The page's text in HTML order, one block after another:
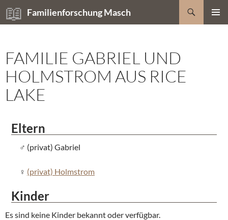
Zum
Inhalt
Familienforschung Masch
Suchen
FAMILIE GABRIEL UND
HOLMSTROM AUS RICE
LAKE
Eltern
(privat) Gabriel
(privat) Holmstrom
Kinder
Es sind keine Kinder bekannt oder verfügbar.